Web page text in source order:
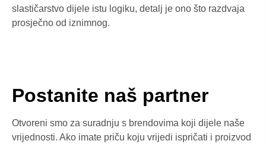
slastičarstvo dijele istu logiku, detalj je ono što razdvaja
prosječno od iznimnog.
Postanite naš partner
Otvoreni smo za suradnju s brendovima koji dijele naše
vrijednosti. Ako imate priču koju vrijedi ispričati i proizvod